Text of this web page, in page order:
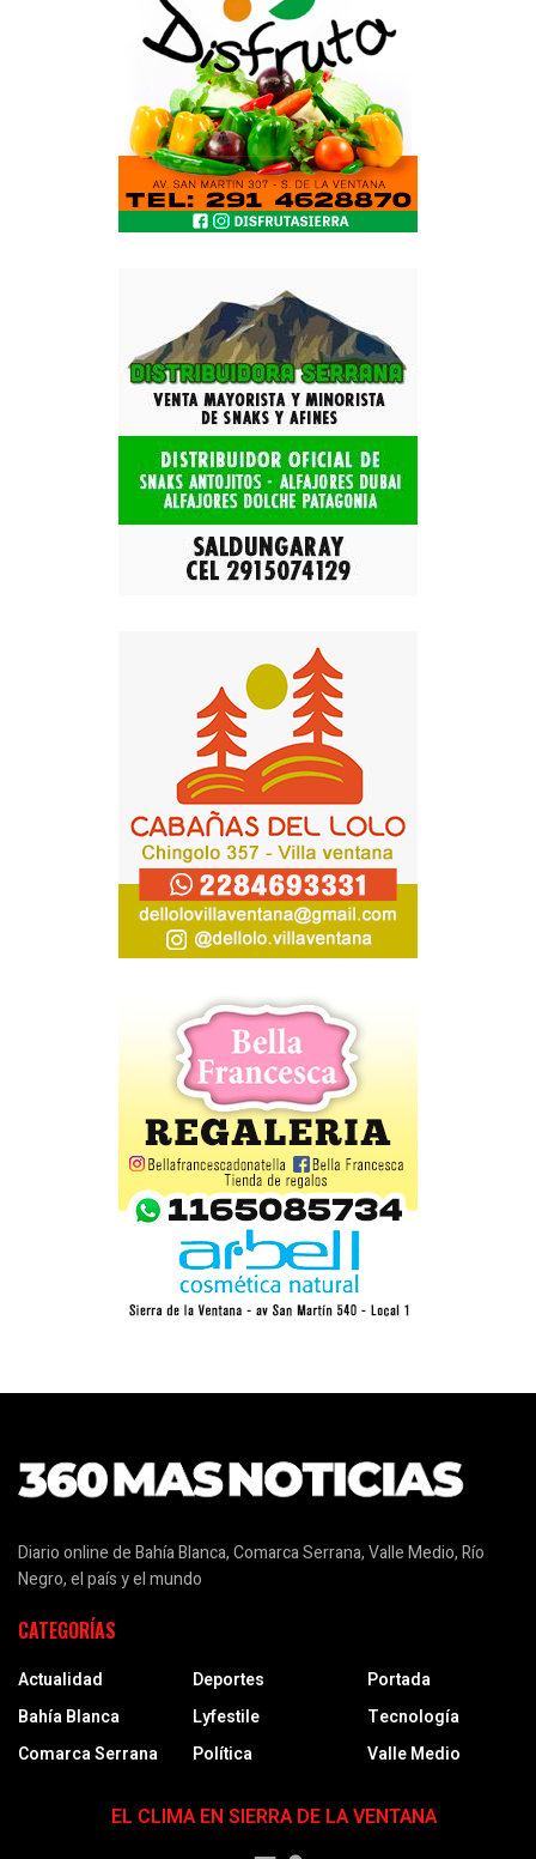
Diario online de Bahía Blanca, Comarca Serrana, Valle Medio, Río
Negro, el país y el mundo
CATEGORÍAS
Actualidad
Bahía Blanca
Comarca Serrana
Deportes
Lyfestile
Política
Portada
Tecnología
Valle Medio
EL CLIMA EN SIERRA DE LA VENTANA